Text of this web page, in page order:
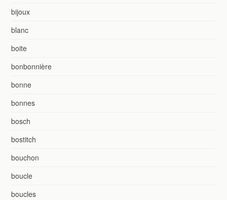
bijoux
blanc
boite
bonbonnière
bonne
bonnes
bosch
bostitch
bouchon
boucle
boucles